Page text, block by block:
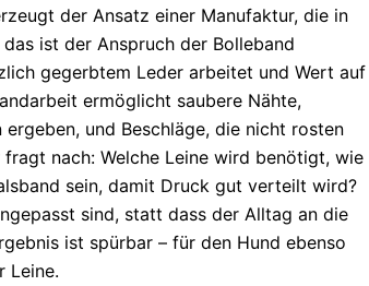
der Ansatz einer Manufaktur, die in
ist der Anspruch der Bolleband
gegerbtem Leder arbeitet und Wert auf
ermöglicht saubere Nähte,
und Beschläge, die nicht rosten
nach: Welche Leine wird benötigt, wie
sein, damit Druck gut verteilt wird?
sind, statt dass der Alltag an die
ist spürbar – für den Hund ebenso
Leine.